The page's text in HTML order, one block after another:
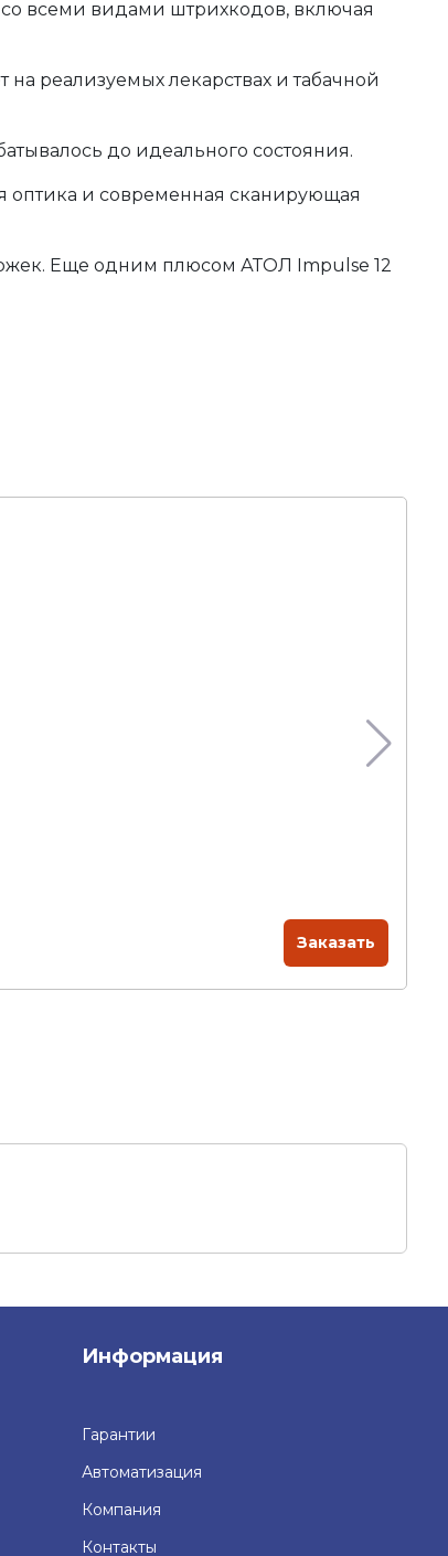
всеми видами штрихкодов, включая
реализуемых лекарствах и табачной
до идеального состояния.
оптика и современная сканирующая
Еще одним плюсом АТОЛ Impulse 12
Заказать
Информация
Гарантии
Автоматизация
Компания
Контакты